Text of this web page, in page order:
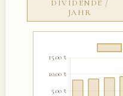
DIVIDENDE /
JAHR